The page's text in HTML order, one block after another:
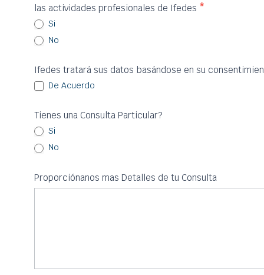
las actividades profesionales de Ifedes *
Si
No
Ifedes tratará sus datos basándose en su
De Acuerdo
Tienes una Consulta Particular?
Si
No
Proporciónanos mas Detalles de tu Consulta